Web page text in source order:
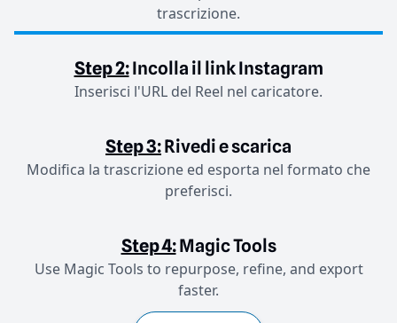
trascrizione.
Step 2:Incolla il link Instagram
Inserisci l'URL del Reel nel caricatore.
Step 3:Rivedi e scarica
Modifica la trascrizione ed esporta nel formato che
preferisci.
Step 4:Magic Tools
Use Magic Tools to repurpose, refine, and export
faster.